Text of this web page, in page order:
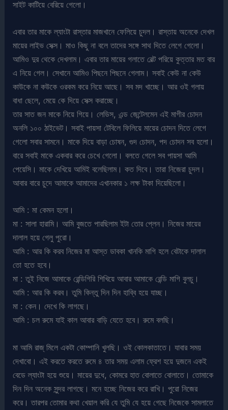
সাইট কাটিয়ে বেরিয়ে গেলো।
এবার তার মাকে ল্যাংটা রাস্তার মাজখানে ফেলিয়ে চুদল। রাস্তায় অনেকে দেখল
মায়ের লাইভ সেক্স। মাও কিছু না বলে তাদের সঙ্গে সাথ দিতে লেগে গেলো।
আমিও দুর থেকে দেখলাম। এবার তার মায়ের গলাতে বেল্ট পরিয়ে কুত্তার মত বার
এ নিয়ে গেল। সেখানে আমিও পিছনে পিছনে গেলাম। সবাই কেউ না কেউ
কাউকে না কউকে ওরকম করে নিয়ে আছে। সব মদ খাচ্ছে। আর ওই গলায়
বাধা ছেলে, মেয়ে কে দিয়ে সেক্স করাচ্ছে।
তার সাত জন মাকে নিয়ে গিয়ে। লেডিস, এন্ড জেন্টেলমেন এই মাগীর চোদন
অনলি ১০০ ঠাইভেট। সবাই পায়সা টেবিলে ফিলিয়ে মায়ের চোদন দিতে লেগে
গেলো সবার সামনে। মাকে দিয়ে বাড়া চোষন, গুদ চোদন, পদ চোদন সব হলো।
বারে সবাই মাকে একবার করে চেখে গেলো। বলতে গেলে সব পায়সা আমি
পেয়েসি। মাকে দেখিয়ে আমিই বলেছিলাম। কত দিবে। তারা নিজেরা চুদল।
আবার বারে চুদে আমাকে আমাদের এখানকার ১ লক্ষ টাকা দিয়েছিলো।
আমি : মা কেমন হলো।
মা : সালা হারামি। আমি বুজতে পারছিলাম ইটা তোর প্লেন। নিজের মায়ের
দালাল হয়ে গেলু পুরো।
আমি : আর কি করব নিজের মা আস্ত ডাবকা খানকি মাগি হলে বেটাকে দালাল
তো হতে হবে।
মা : তুই নিজে আমাকে রেন্ডিগিরি শিখিয়ে আবার আমাকে রেন্ডি মাগি বুলচু।
আমি : আর কি করব। তুমি কিন্তু দিন দিন হাব্বি হয়ে যাচ্ছ।
মা : কেন। দেখে কি লাগছে।
আমি : চল রুমে যাই কাল আবার বাড়ি যেতে হবে। রুমে বলছি।
মা আমি রাজ্ মিলে একটা কোম্পানি খুলছি। ওই কোলকাতাতে। যাবার সময়
দেখাবো। এই করতে করতে রুমে ৪ তার সময় এলাম ফ্রেশ হয়ে দুজনে একই
বেডে ল্যাংটা হয়ে শুয়ে। মায়ের দুধে, কোমরে হাত বোলাতে বোলাতে। তোমাকে
দিন দিন অনেক সুন্দর লাগছে। মনে হচ্ছে নিজের করে রাখি। পুরো নিজের
করে। তারপর তোমার কথা খেয়াল করি যে তুমি যে হয়ে গেছে নিজেকে সামলাতে